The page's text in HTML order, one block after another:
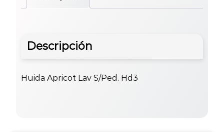
Descripción
Huida Apricot Lav S/Ped. Hd3